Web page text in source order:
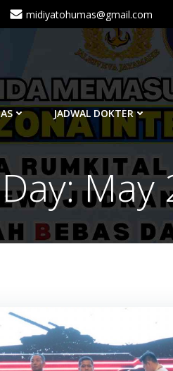
midiyatohumas@gmail.com
JADWAL DOKTER
Day:May